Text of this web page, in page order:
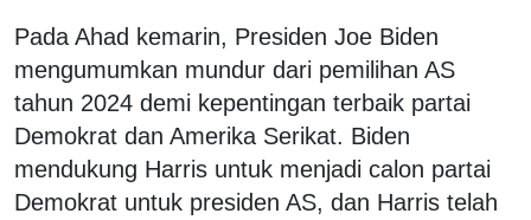
Pada Ahad kemarin, Presiden Joe Biden
mengumumkan mundur dari pemilihan AS
tahun 2024 demi kepentingan terbaik partai
Demokrat dan Amerika Serikat. Biden
mendukung Harris untuk menjadi calon partai
Demokrat untuk presiden AS, dan Harris telah